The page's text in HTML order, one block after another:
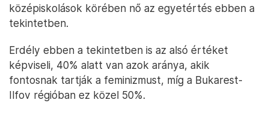
középiskolások körében nő az egyetértés ebben a
tekintetben.
Erdély ebben a tekintetben is az alsó értéket
képviseli, 40% alatt van azok aránya, akik
fontosnak tartják a feminizmust, míg a Bukarest-
Ilfov régióban ez közel 50%.